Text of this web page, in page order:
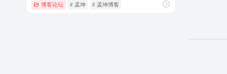
博客论坛 # 孟坤 # 孟坤博客